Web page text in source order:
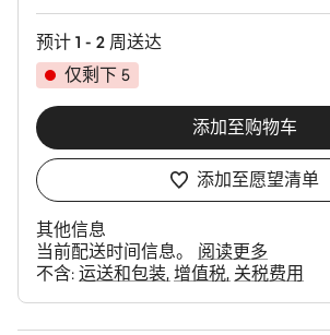
预计 1 - 2 周送达
仅剩下 5
添加至购物车
添加至愿望清单
其他信息
当前配送时间信息。 阅读更多
不含: 运送和包装 增值税 关税费用